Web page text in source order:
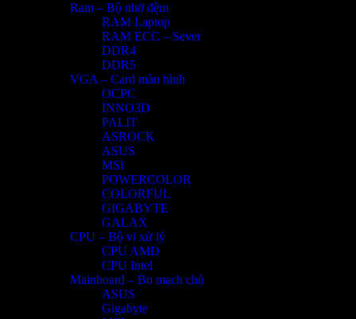
Ram – Bộ nhớ đệm
RAM Laptop
RAM ECC – Sever
DDR4
DDR5
VGA – Card màn hình
OCPC
INNO3D
PALIT
ASROCK
ASUS
MSI
POWERCOLOR
COLORFUL
GIGABYTE
GALAX
CPU – Bộ vi xử lý
CPU AMD
CPU Intel
Mainboard – Bo mạch chủ
ASUS
Gigabyte